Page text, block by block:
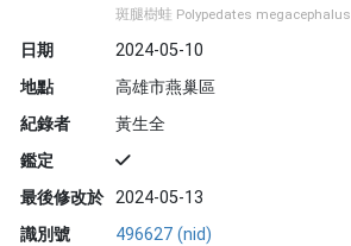
斑腿樹蛙 Polypedates megacephalus
日期
2024-05-10
地點
高雄市燕巢區
紀錄者
黃生全
鑑定
最後修改於 2024-05-13
識別號
496627 (nid)